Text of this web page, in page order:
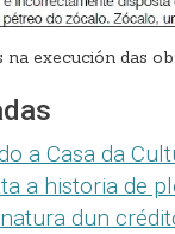
na execución das
a Casa da
a historia de
dun